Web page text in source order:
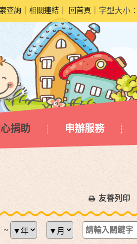
查詢 相關連結 回首頁 ｜字型大小：
捐助 申辦服務
友善列印
~